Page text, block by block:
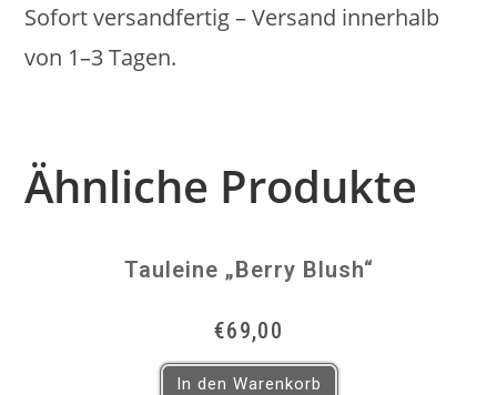
Sofort versandfertig – Versand innerhalb
von 1–3 Tagen.
Ähnliche Produkte
Tauleine „Berry Blush“
€69,00
In den Warenkorb